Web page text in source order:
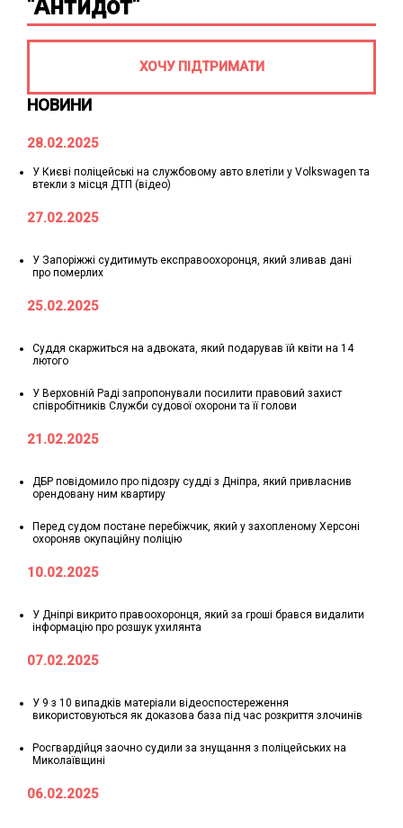
НОВИНИ
28.02.2025
У Києві поліцейські на службовому авто влетіли у Volkswagen та
втекли з місця ДТП (відео)
27.02.2025
У Запоріжжі судитимуть експравоохоронця, який зливав дані
про померлих
25.02.2025
Суддя скаржиться на адвоката, який подарував їй квіти на 14
лютого
У Верховній Раді запропонували посилити правовий захист
співробітників Служби судової охорони та її голови
21.02.2025
ДБР повідомило про підозру судді з Дніпра, який привласнив
орендовану ним квартиру
Перед судом постане перебіжчик, який у захопленому Херсоні
охороняв окупаційну поліцію
10.02.2025
У Дніпрі викрито правоохоронця, який за гроші брався видалити
інформацію про розшук ухилянта
07.02.2025
У 9 з 10 випадків матеріали відеоспостереження
використовуються як доказова база під час розкриття злочинів
Росгвардійця заочно судили за знущання з поліцейських на
Миколаївщині
06.02.2025
"Антидот"
ХОЧУ ПІДТРИМАТИ